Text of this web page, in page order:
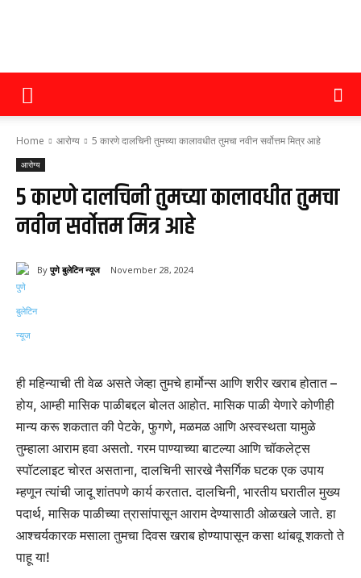
पुणे
बुलेटिन
न्यूज
Home आरोग्य 5 कारणे दालचिनी तुमच्या कालावधीत तुमचा नवीन सर्वोत्तम मित्र आहे
आरोग्य
5 कारणे दालचिनी तुमच्या कालावधीत तुमचा
नवीन सर्वोत्तम मित्र आहे
By पुणे बुलेटिन न्यूज November 28, 2024
ही महिन्याची ती वेळ असते जेव्हा तुमचे हार्मोन्स आणि शरीर खराब होतात –
होय, आम्ही मासिक पाळीबद्दल बोलत आहोत. मासिक पाळी येणारे कोणीही
मान्य करू शकतात की पेटके, फुगणे, मळमळ आणि अस्वस्थता यामुळे
तुम्हाला आराम हवा असतो. गरम पाण्याच्या बाटल्या आणि चॉकलेट्स
स्पॉटलाइट चोरत असताना, दालचिनी सारखे नैसर्गिक घटक एक उपाय
म्हणून त्यांची जादू शांतपणे कार्य करतात. दालचिनी, भारतीय घरातील मुख्य
पदार्थ, मासिक पाळीच्या त्रासांपासून आराम देण्यासाठी ओळखले जाते. हा
आश्चर्यकारक मसाला तुमचा दिवस खराब होण्यापासून कसा थांबवू शकतो ते
पाहू या!